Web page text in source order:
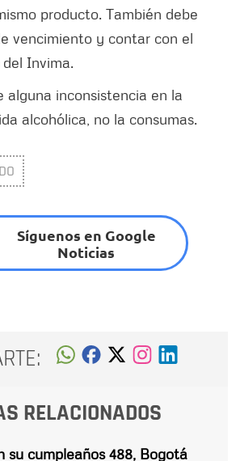
producto. También debe
vencimiento y contar con el
Invima.
alguna inconsistencia en la
alcohólica, no la consumas.
Síguenos en Google
Noticias
RELACIONADOS
su cumpleaños 488, Bogotá